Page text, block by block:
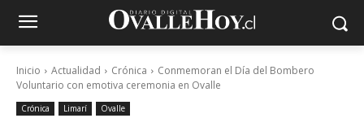
Inicio Actualidad Crónica
Conmemoran el Día del Bombero
Voluntario con emotiva ceremonia en Ovalle
Crónica Limarí Ovalle